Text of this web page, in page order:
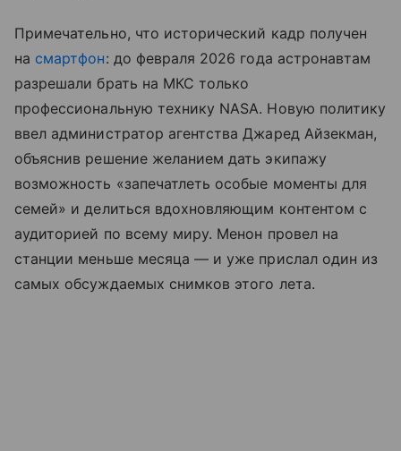
Примечательно, что исторический кадр получен
на смартфон: до февраля 2026 года астронавтам
разрешали брать на МКС только
профессиональную технику NASA. Новую политику
ввел администратор агентства Джаред Айзекман,
объяснив решение желанием дать экипажу
возможность «запечатлеть особые моменты для
семей» и делиться вдохновляющим контентом с
аудиторией по всему миру. Менон провел на
станции меньше месяца — и уже прислал один из
самых обсуждаемых снимков этого лета.